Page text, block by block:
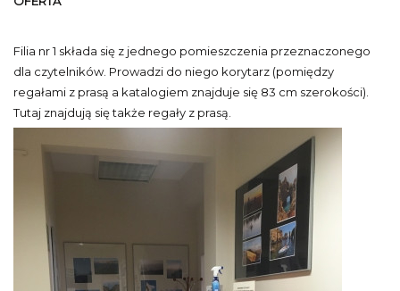
Filia nr 1 składa się z jednego pomieszczenia przeznaczonego
dla czytelników. Prowadzi do niego korytarz (pomiędzy
regałami z prasą a katalogiem znajduje się 83 cm szerokości).
Tutaj znajdują się także regały z prasą.